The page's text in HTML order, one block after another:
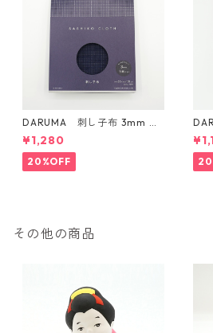
DARUMA 刺し子布 3mm 方
眼ガイドタイプ Col.3 紺
¥1,280
20%OFF
眼
その他の商品